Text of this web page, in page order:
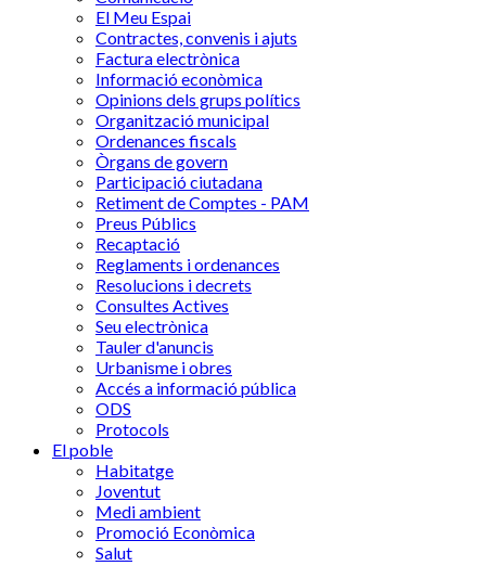
El Meu Espai
Contractes, convenis i ajuts
Factura electrònica
Informació econòmica
Opinions dels grups polítics
Organització municipal
Ordenances fiscals
Òrgans de govern
Participació ciutadana
Retiment de Comptes - PAM
Preus Públics
Recaptació
Reglaments i ordenances
Resolucions i decrets
Consultes Actives
Seu electrònica
Tauler d'anuncis
Urbanisme i obres
Accés a informació pública
ODS
Protocols
El poble
Habitatge
Joventut
Medi ambient
Promoció Econòmica
Salut